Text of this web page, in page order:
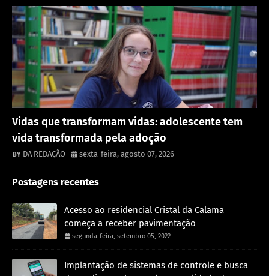
Vidas que transformam vidas: adolescente tem
vida transformada pela adoção
DA REDAÇÃO sexta-feira, agosto 07, 2026
Postagens recentes
Acesso ao residencial Cristal da Calama
começa a receber pavimentação
segunda-feira, setembro 05, 2022
Implantação de sistemas de controle e busca